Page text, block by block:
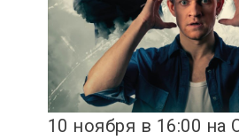
10 ноября в 16:00